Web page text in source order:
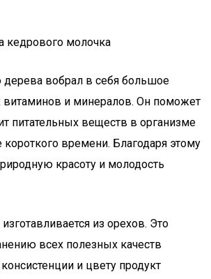
кедрового молочка
дерева вобрал в себя большое
витаминов и минералов. Он поможет
питательных веществ в организме
короткого времени. Благодаря этому
красоту и молодость
из орехов. Это
всех полезных качеств
и цвету продукт